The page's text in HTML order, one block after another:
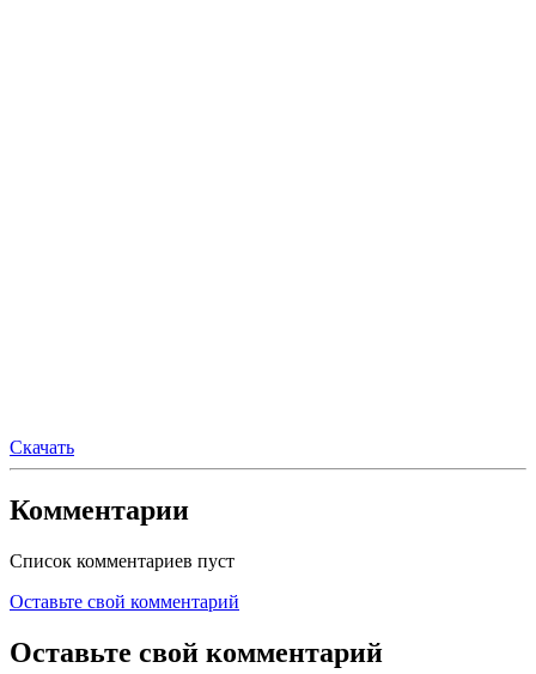
Скачать
Комментарии
Список комментариев пуст
Оставьте свой комментарий
Оставьте свой комментарий